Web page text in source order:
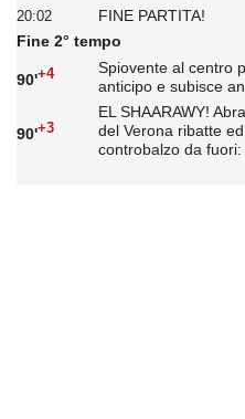
20:02
FINE PARTITA!
Fine 2° tempo
90'+4
Spiovente al centro
anticipo e subisce
90'+3
EL SHAARAWY!
del Verona ribatte
controbalzo da fuori: